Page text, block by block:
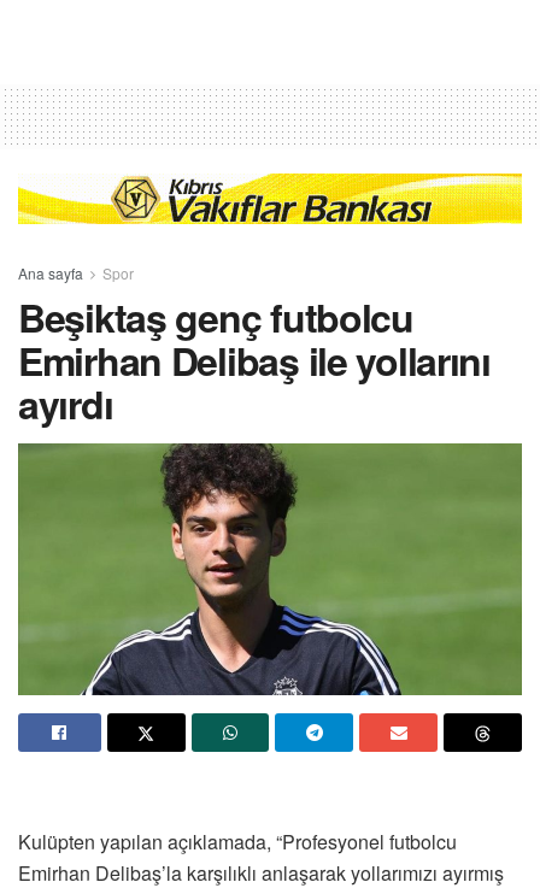
Ana sayfa Spor
Beşiktaş genç futbolcu
Emirhan Delibaş ile yollarını
ayırdı
Kulüpten yapılan açıklamada, “Profesyonel futbolcu
Emirhan Delibaş’la karşılıklı anlaşarak yollarımızı ayırmış